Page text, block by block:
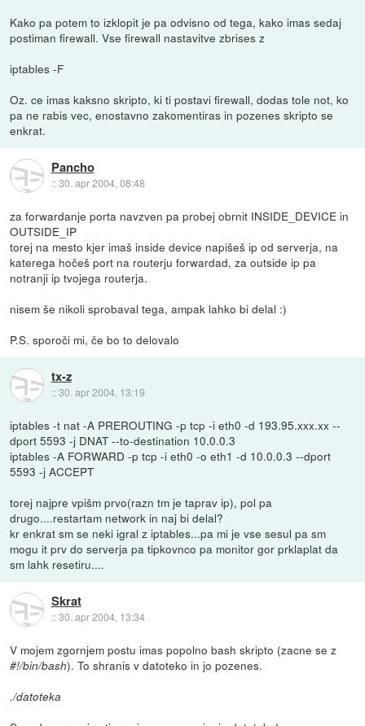
Kako pa potem to izklopit je pa odvisno od tega, kako imas sedaj
postiman firewall. Vse firewall nastavitve zbrises z
iptables -F
Oz. ce imas kaksno skripto, ki ti postavi firewall, dodas tole not, ko
pa ne rabis vec, enostavno zakomentiras in pozenes skripto se
enkrat.
Pancho
::30. apr 2004, 08:48
za forwardanje porta navzven pa probej obrnit INSIDE_DEVICE in
OUTSIDE_IP
torej na mesto kjer imaš inside device napišeš ip od serverja, na
katerega hočeš port na routerju forwardad, za outside ip pa
notranji ip tvojega routerja.
nisem še nikoli sprobaval tega, ampak lahko bi delal :)
P.S. sporoči mi, če bo to delovalo
tx-z
::30. apr 2004, 13:19
iptables -t nat -A PREROUTING -p tcp -i eth0 -d 193.95.xxx.xx --
dport 5593 -j DNAT --to-destination 10.0.0.3
iptables -A FORWARD -p tcp -i eth0 -o eth1 -d 10.0.0.3 --dport
5593 -j ACCEPT
torej najpre vpišm prvo(razn tm je taprav ip), pol pa
drugo....restartam network in naj bi delal?
kr enkrat sm se neki igral z iptables...pa mi je vse sesul pa sm
mogu it prv do serverja pa tipkovnco pa monitor gor prklaplat da
sm lahk resetiru....
Skrat
::30. apr 2004, 13:34
V mojem zgornjem postu imas popolno bash skripto (zacne se z
#!/bin/bash). To shranis v datoteko in jo pozenes.
./datoteka